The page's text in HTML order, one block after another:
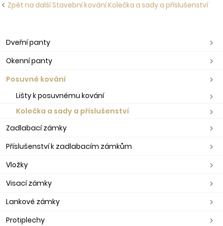
Zpět na další Stavební kování Kolečka a sady a příslušenství
Dveřní panty
Okenní panty
Posuvné kování
Lišty k posuvnému kování
Kolečka a sady a příslušenství
Zadlabací zámky
Příslušenství k zadlabacím zámkům
Vložky
Visací zámky
Lankové zámky
Protiplechy